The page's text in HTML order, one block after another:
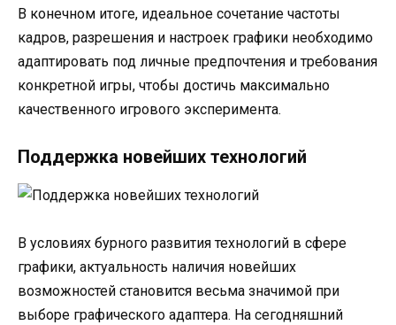
В конечном итоге, идеальное сочетание частоты
кадров, разрешения и настроек графики необходимо
адаптировать под личные предпочтения и требования
конкретной игры, чтобы достичь максимально
качественного игрового эксперимента.
Поддержка новейших технологий
В условиях бурного развития технологий в сфере
графики, актуальность наличия новейших
возможностей становится весьма значимой при
выборе графического адаптера. На сегодняшний